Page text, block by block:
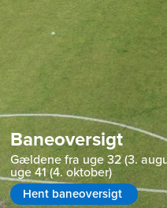
Baneoversigt
Gældene fra uge 32 (3.
uge 41 (4. oktober)
Hent baneoversigt